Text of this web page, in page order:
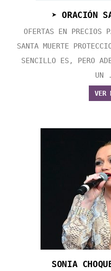
➤ ORACIÓN
OFERTAS EN PRECIOS
SANTA MUERTE
SENCILLO ES, PERO
UN
VER
SONIA